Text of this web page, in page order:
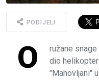
PODIJELI
O
ružane
dio
"Mahovljani"